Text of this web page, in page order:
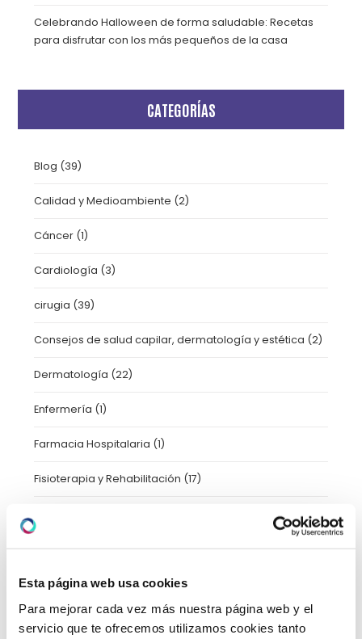
Esta página web usa cookies
Para mejorar cada vez más nuestra página web y el
servicio que te ofrecemos utilizamos cookies tanto
Celebrando Halloween de forma saludable: Recetas
para disfrutar con los más pequeños de la casa
CATEGORÍAS
Blog (39)
Calidad y Medioambiente (2)
Cáncer (1)
Cardiología (3)
cirugia (39)
Consejos de salud capilar, dermatología y estética (2)
Dermatología (22)
Enfermería (1)
Farmacia Hospitalaria (1)
Fisioterapia y Rehabilitación (17)
Ginecología(37)
HLA Vistahermosa(7)
Información Paciente (1)